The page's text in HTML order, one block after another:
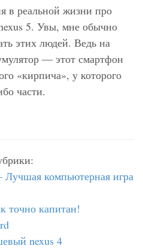
в реальной жизни про
5. Увы, мне обычно
этих людей. Ведь на
— этот смартфон
«кирпича», у которого
части.
компьютерная игра
точно капитан!
nexus 4